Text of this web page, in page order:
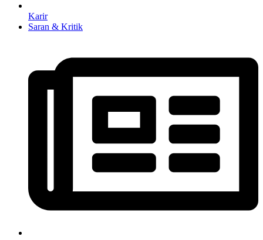
Karir
Saran & Kritik